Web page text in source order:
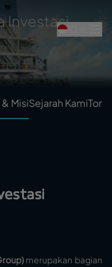
Investasi
MisiSejarah Kami
merupakan bagian